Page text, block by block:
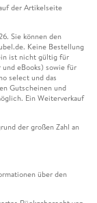
der Artikelseite
Sie können den
Keine Bestellung
ist nicht gültig für
eBooks) sowie für
select und das
Gutscheinen und
Ein Weiterverkauf
der großen Zahl an
über den